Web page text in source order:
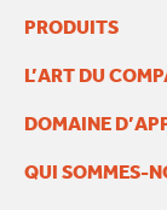
PRODUITS
L’ART DU
DOMAINE
QUI SOMMES-